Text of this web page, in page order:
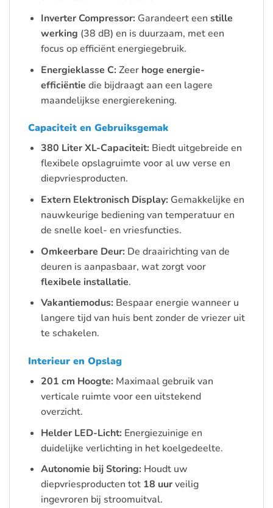
Inverter Compressor: Garandeert een stille
werking (38 dB) en is duurzaam, met een
focus op efficiënt energiegebruik.
Energieklasse C: Zeer hoge energie-
efficiëntie die bijdraagt aan een lagere
maandelijkse energierekening.
Capaciteit en Gebruiksgemak
380 Liter XL-Capaciteit: Biedt uitgebreide en
flexibele opslagruimte voor al uw verse en
diepvriesproducten.
Extern Elektronisch Display: Gemakkelijke en
nauwkeurige bediening van temperatuur en
de snelle koel- en vriesfuncties.
Omkeerbare Deur: De draairichting van de
deuren is aanpasbaar, wat zorgt voor
flexibele installatie.
Vakantiemodus: Bespaar energie wanneer u
langere tijd van huis bent zonder de vriezer uit
te schakelen.
Interieur en Opslag
201 cm Hoogte: Maximaal gebruik van
verticale ruimte voor een uitstekend
overzicht.
Helder LED-Licht: Energiezuinige en
duidelijke verlichting in het koelgedeelte.
Autonomie bij Storing: Houdt uw
diepvriesproducten tot 18 uurveilig
ingevroren bij stroomuitval.